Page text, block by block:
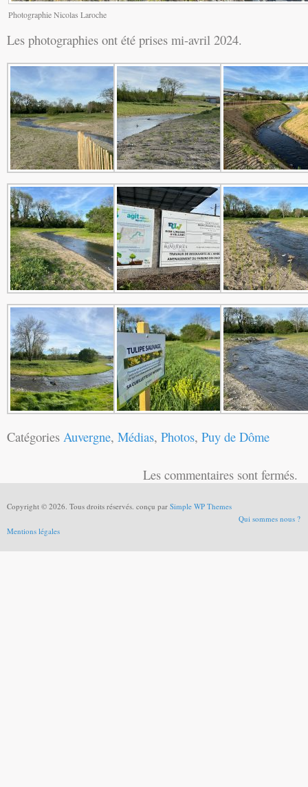
Photographie Nicolas Laroche
Les photographies ont été prises mi-avril 2024.
Catégories Auvergne, Médias, Photos, Puy de Dôme
Les commentaires sont fermés.
Copyright © 2026. Tous droits réservés. conçu par Simple WP Themes
Qui sommes nous ?
Mentions légales